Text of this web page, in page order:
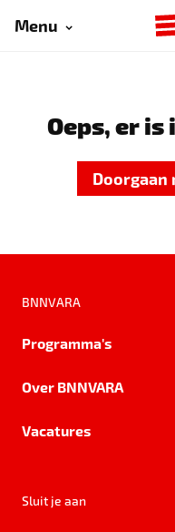
Menu
Oeps, er is
Doorgaan
BNNVARA
Programma's
Over BNNVARA
Vacatures
Sluit je aan